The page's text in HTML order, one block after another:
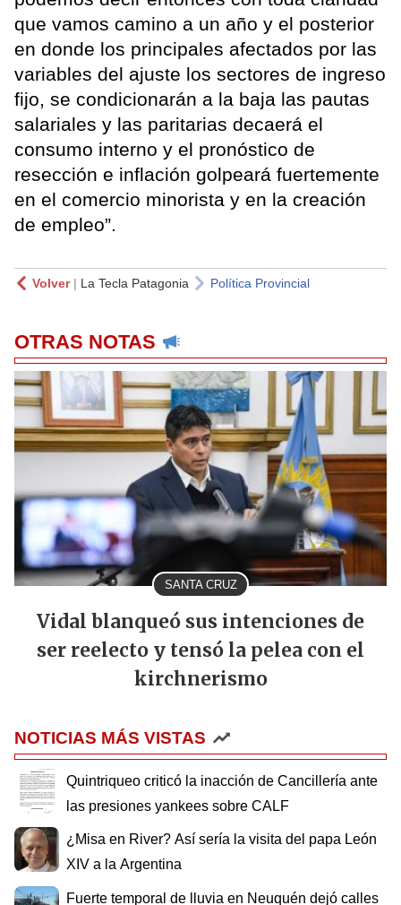
que vamos camino a un año y el posterior
en donde los principales afectados por las
variables del ajuste los sectores de ingreso
fijo, se condicionarán a la baja las pautas
salariales y las paritarias decaerá el
consumo interno y el pronóstico de
resección e inflación golpeará fuertemente
en el comercio minorista y en la creación
de empleo”.
Volver| La Tecla Patagonia Política Provincial
OTRAS NOTAS
SANTA CRUZ
Vidal blanqueó sus intenciones de
ser reelecto y tensó la pelea con el
kirchnerismo
NOTICIAS MÁS VISTAS
Quintriqueo criticó la inacción de Cancillería ante
las presiones yankees sobre CALF
¿Misa en River? Así sería la visita del papa León
XIV a la Argentina
Fuerte temporal de lluvia en Neuquén dejó calles